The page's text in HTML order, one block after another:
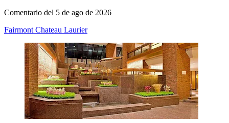
Comentario del 5 de ago de 2026
Fairmont Chateau Laurier